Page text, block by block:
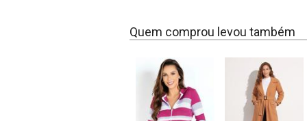
Quem comprou levou também